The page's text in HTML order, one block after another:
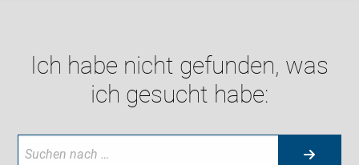
Ich habe nicht gefunden, was
ich gesucht habe: